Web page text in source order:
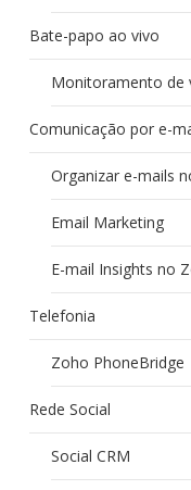
Bate-papo ao vivo
Monitoramento de
Comunicação por e-
Organizar e-mails
Email Marketing
E-mail Insights no
Telefonia
Zoho PhoneBridge
Rede Social
Social CRM